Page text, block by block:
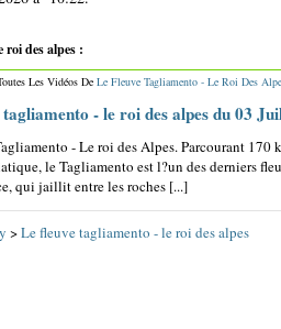
roi des alpes :
Les Vidéos De Le Fleuve Tagliamento - Le Roi Des
- le roi des alpes du 03
- Le roi des Alpes. Parcourant 170
le Tagliamento est l?un des derniers
qui jaillit entre les roches [...]
>Le fleuve tagliamento - le roi des alpes